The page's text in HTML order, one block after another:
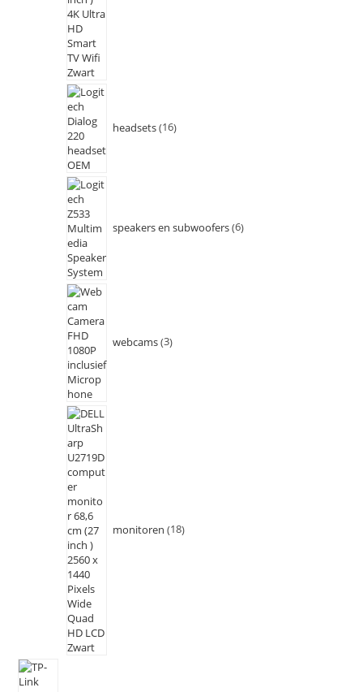
headsets 16
speakers en subwoofers 6
webcams 3
monitoren 18